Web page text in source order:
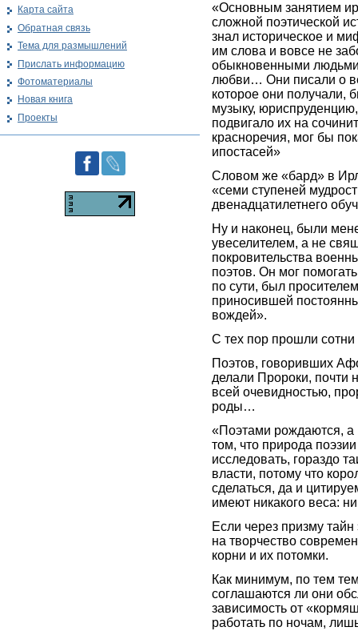
«Основным занятием
сложной поэтической
знал историческое и
им слова и вовсе не
обыкновенными
любви… Они писали о
которое они получали,
музыку,
подвигало их на
красноречия, мог бы
ипостасей»
Словом же «бард» в
«семи ступеней
двенадцатилетнего
Ну и наконец, были
увеселителем, а не
покровительства
поэтов. Он мог
по сути, был
приносившей
вождей».
С тех пор прошли сотни
Поэтов, говоривших
делали Пророки, почти
всей очевидностью,
роды…
«Поэтами рождаются, а
том, что природа
исследовать, гораздо
власти, потому что
сделаться, да и
имеют никакого веса:
Если через призму тайн
на творчество
корни и их потомки.
Как минимум, по тем
соглашаются ли они
зависимость от
работать по ночам,
Карта сайта
Обратная связь
Тема для размышлений
Прислать информацию
Фотоматериалы
Новая книга
Проекты